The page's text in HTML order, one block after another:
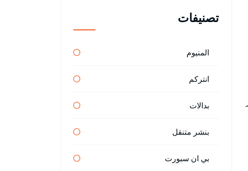
تصنيفات
المنيوم
انتركم
بدالات
بنشر متنقل
بي ان سبورت